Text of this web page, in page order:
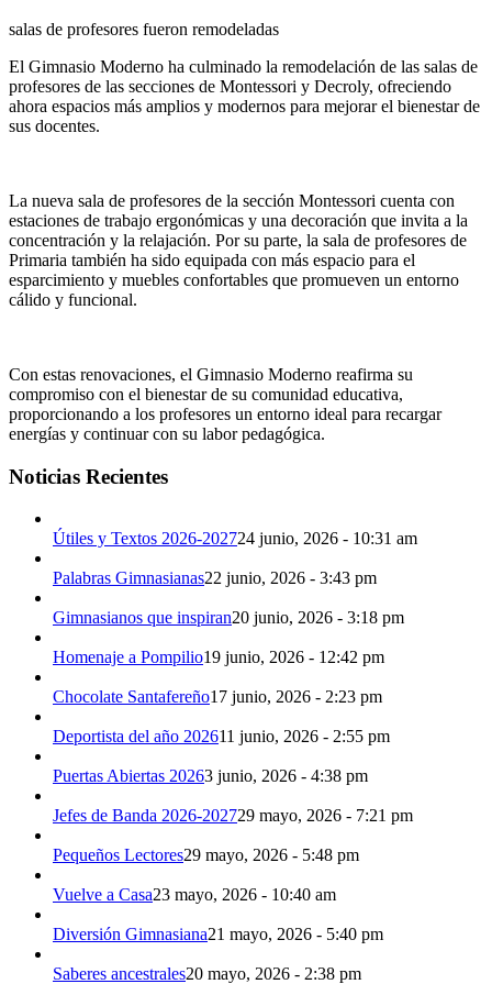
salas de profesores fueron remodeladas
El Gimnasio Moderno ha culminado la remodelación de las salas de
profesores de las secciones de Montessori y Decroly, ofreciendo
ahora espacios más amplios y modernos para mejorar el bienestar de
sus docentes.
La nueva sala de profesores de la sección Montessori cuenta con
estaciones de trabajo ergonómicas y una decoración que invita a la
concentración y la relajación. Por su parte, la sala de profesores de
Primaria también ha sido equipada con más espacio para el
esparcimiento y muebles confortables que promueven un entorno
cálido y funcional.
Con estas renovaciones, el Gimnasio Moderno reafirma su
compromiso con el bienestar de su comunidad educativa,
proporcionando a los profesores un entorno ideal para recargar
energías y continuar con su labor pedagógica.
Noticias Recientes
Útiles y Textos 2026-202724 junio, 2026 - 10:31 am
Palabras Gimnasianas22 junio, 2026 - 3:43 pm
Gimnasianos que inspiran20 junio, 2026 - 3:18 pm
Homenaje a Pompilio19 junio, 2026 - 12:42 pm
Chocolate Santafereño17 junio, 2026 - 2:23 pm
Deportista del año 202611 junio, 2026 - 2:55 pm
Puertas Abiertas 20263 junio, 2026 - 4:38 pm
Jefes de Banda 2026-202729 mayo, 2026 - 7:21 pm
Pequeños Lectores29 mayo, 2026 - 5:48 pm
Vuelve a Casa23 mayo, 2026 - 10:40 am
Diversión Gimnasiana21 mayo, 2026 - 5:40 pm
Saberes ancestrales20 mayo, 2026 - 2:38 pm